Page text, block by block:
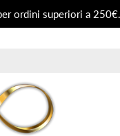
ordini superiori a 250€.